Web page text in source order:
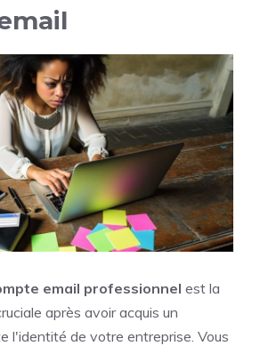
email professionnel est la
après avoir acquis un
l'identité de votre entreprise. Vous